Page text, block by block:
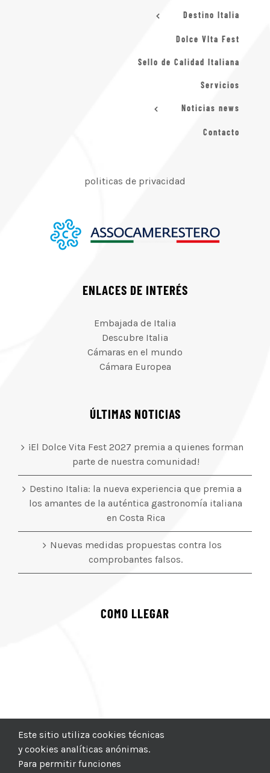
Destino Italia
Dolce VIta Fest
Sello de Calidad Italiana
Servicios
Noticias news
Contacto
politicas de privacidad
ENLACES DE INTERÉS
Embajada de Italia
Descubre Italia
Cámaras en el mundo
Cámara Europea
ÚLTIMAS NOTICIAS
¡El Dolce Vita Fest 2027 premia a quienes forman
parte de nuestra comunidad!
Destino Italia: la nueva experiencia que premia a
los amantes de la auténtica gastronomía italiana
en Costa Rica
Nuevas medidas propuestas contra los
comprobantes falsos.
COMO LLEGAR
Este sitio utiliza cookies técnicas
y cookies analíticas anónimas.
Para permitir funciones